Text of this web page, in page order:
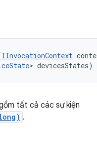
IInvocationContext
> devicesStates)
tất cả các sự kiện
.